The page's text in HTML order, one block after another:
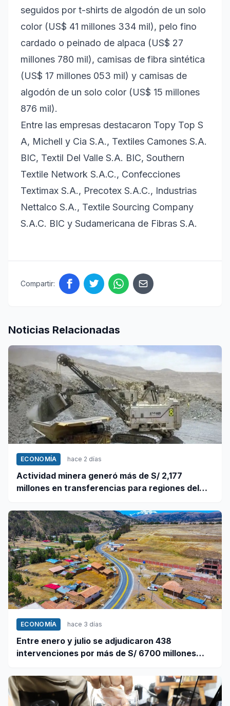
seguidos por t-shirts de algodón de un solo
color (US$ 41 millones 334 mil), pelo fino
cardado o peinado de alpaca (US$ 27
millones 780 mil), camisas de fibra sintética
(US$ 17 millones 053 mil) y camisas de
algodón de un solo color (US$ 15 millones
876 mil).
Entre las empresas destacaron Topy Top S
A, Michell y Cia S.A., Textiles Camones S.A.
BIC, Textil Del Valle S.A. BIC, Southern
Textile Network S.A.C., Confecciones
Textimax S.A., Precotex S.A.C., Industrias
Nettalco S.A., Textile Sourcing Company
S.A.C. BIC y Sudamericana de Fibras S.A.
Compartir:
Noticias Relacionadas
ECONOMÍA hace 2 días
Actividad minera generó más de S/ 2,177
millones en transferencias para regiones del
ECONOMÍA hace 3 días
Entre enero y julio se adjudicaron 438
intervenciones por más de S/ 6700 millones